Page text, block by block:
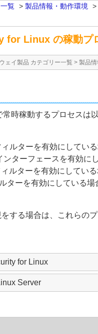
覧 > 製品情報・動作環境 >
for Linux の稼動プ
ェイ製品 カテゴリー一覧 > 製品
時稼動するプロセスは
ルターを有効にしてい
ターフェースを有効に
ルターを有効にしている
ーを有効にしている場
する場合は、これらの
for Linux
Server